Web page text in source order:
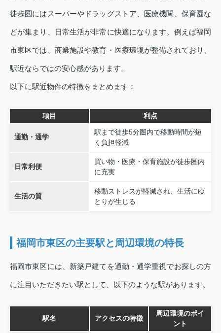
徒歩圏にはスーパーやドラッグストア、医療機関、保育園な
どが集まり、日常生活が非常に快適になります。例えば福岡
市東区では、商業施設や教育・医療環境が整備されており、
駅近ならではの安心感があります。
以下に駅近物件の特徴をまとめます：
項目 利点
通勤・通学
駅まで徒歩5分圏内で移動時間が短
く負担軽減
日常利便
買い物・医療・保育施設が徒歩圏内
に充実
生活の質
移動ストレスが軽減され、生活にゆ
とりが生じる
福岡市東区の主要駅と周辺環境の特長
福岡市東区には、新築戸建てを通勤・通学重視でお探しの方
に注目いただきたい駅として、以下のような駅があります。
駅名 アクセスの特徴
周辺環境のポイ
ント